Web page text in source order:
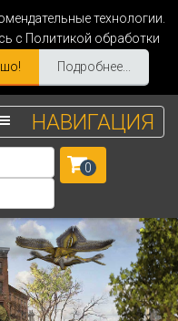
технологии.
с Политикой обработки
Подробнее...
НАВИГАЦИЯ
0